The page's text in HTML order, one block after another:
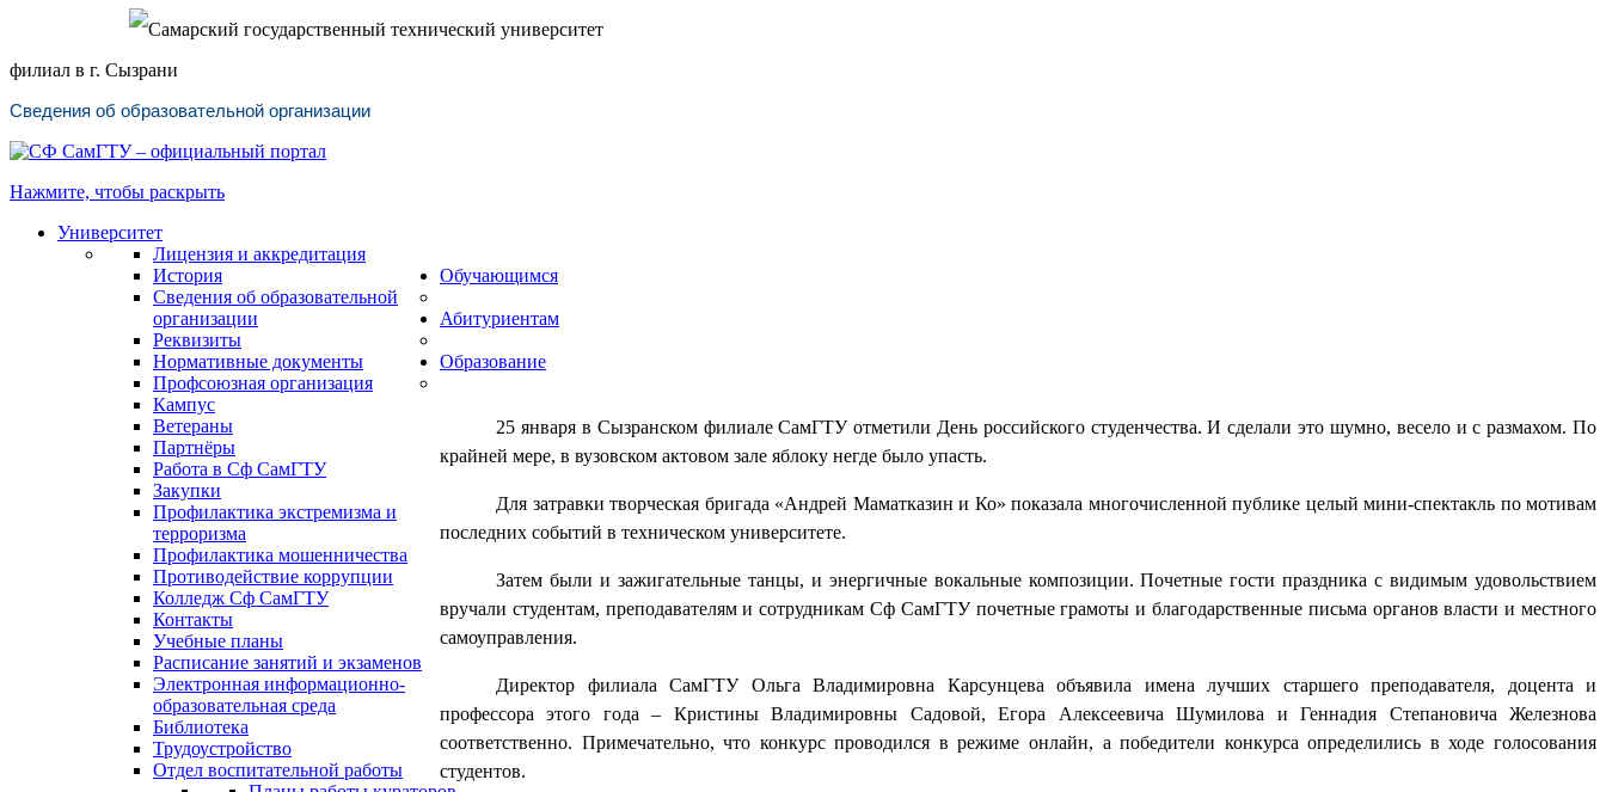
Самарский государственный технический университет
филиал в г. Сызрани
Сведения об образовательной организации
Нажмите, чтобы раскрыть
Университет
Лицензия и аккредитация
История
Сведения об образовательной
организации
Реквизиты
Нормативные документы
Профсоюзная организация
Кампус
Ветераны
Партнёры
Работа в Сф СамГТУ
Закупки
Профилактика экстремизма и
терроризма
Профилактика мошенничества
Противодействие коррупции
Колледж Сф СамГТУ
Контакты
Обучающимся
Учебные планы
Расписание занятий и экзаменов
Электронная информационно-
образовательная среда
Библиотека
Трудоустройство
Отдел воспитательной работы
Абитуриентам
Образование
25 января в Сызранском филиале СамГТУ отметили День российского студенчества. И сделали это шумно, весело и с размахом. По
крайней мере, в вузовском актовом зале яблоку негде было упасть.
Для затравки творческая бригада «Андрей Маматказин и Ко» показала многочисленной публике целый мини-спектакль по мотивам
последних событий в техническом университете.
Затем были и зажигательные танцы, и энергичные вокальные композиции. Почетные гости праздника с видимым удовольствием
вручали студентам, преподавателям и сотрудникам Сф СамГТУ почетные грамоты и благодарственные письма органов власти и местного
самоуправления.
Директор филиала СамГТУ Ольга Владимировна Карсунцева объявила имена лучших старшего преподавателя, доцента и
профессора этого года – Кристины Владимировны Садовой, Егора Алексеевича Шумилова и Геннадия Степановича Железнова
соответственно. Примечательно, что конкурс проводился в режиме онлайн, а победители конкурса определились в ходе голосования
студентов.